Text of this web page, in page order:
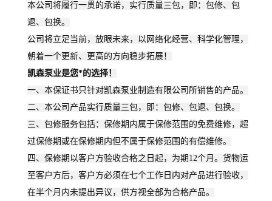
本公司将履行一贯的承诺，实行质量三包，即：包修、包
退、包换。
公司将立足当前，放眼未来，以网络化经营、科学化管理，
朝着一个更新、更高的方向稳步拓展！
凯森泵业是您*的选择！
一、本保证书只针对凯森泵业制造有限公司所销售的产品。
二、本公司产品实行质量三包，即：包修、包退、包换。
三、包修服务包括：保修期内属于保修范围的免费维修，超
过保修期或在保修期内但不属于保修范围的有偿维修。
四、保修期以客户方验收合格之日起，为期12个月。货物运
至客户方后，客户方必须在七个工作日内对产品进行验收，
在半个月内未提出异议，供方视全部为合格产品。